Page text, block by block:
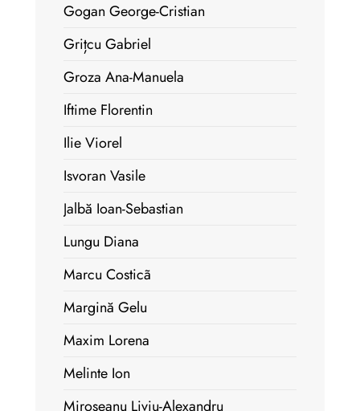
Gogan George-Cristian
Grițcu Gabriel
Groza Ana-Manuela
Iftime Florentin
Ilie Viorel
Isvoran Vasile
Jalbă Ioan-Sebastian
Lungu Diana
Marcu Costicã
Margină Gelu
Maxim Lorena
Melinte Ion
Miroșeanu Liviu-Alexandru